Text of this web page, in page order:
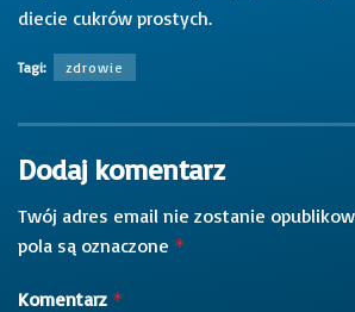
diecie cukrów prostych.
Tagi: zdrowie
Dodaj komentarz
Twój adres email nie zostanie
pola są oznaczone *
Komentarz *